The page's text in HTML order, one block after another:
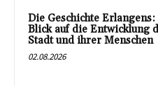
Die Geschichte
Blick auf die Entwicklung
Stadt und ihrer Menschen
02.08.2026